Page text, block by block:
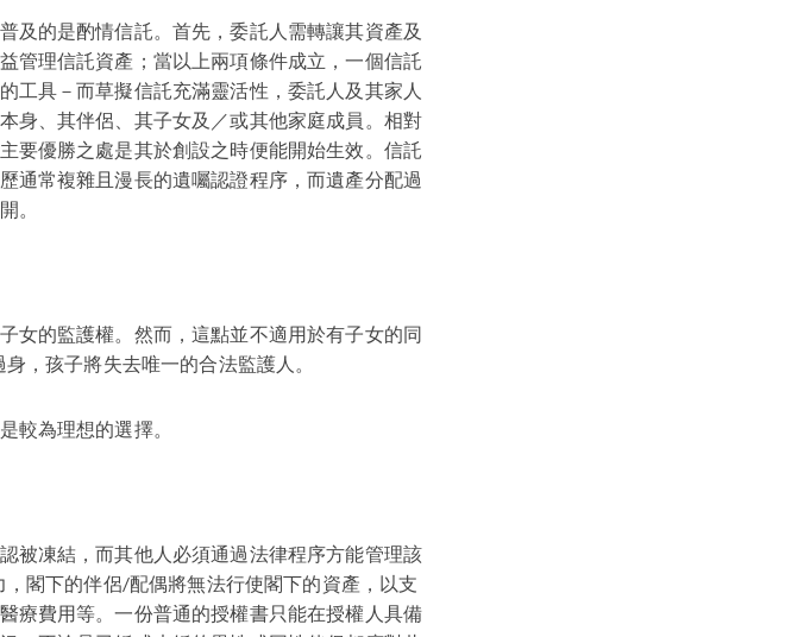
及的是酌情信託。首先，委託人需轉讓其資產及
管理信託資產；當以上兩項條件成立，一個信託
工具－而草擬信託充滿靈活性，委託人及其家人
身、其伴侶、其子女及／或其他家庭成員。相對
要優勝之處是其於創設之時便能開始生效。信託
通常複雜且漫長的遺囑認證程序，而遺產分配過
。
女的監護權。然而，這點並不適用於有子女的同
，孩子將失去唯一的合法監護人。
較為理想的選擇。
被凍結，而其他人必須通過法律程序方能管理該
閣下的伴侶/配偶將無法行使閣下的資產，以支
療費用等。一份普通的授權書只能在授權人具備